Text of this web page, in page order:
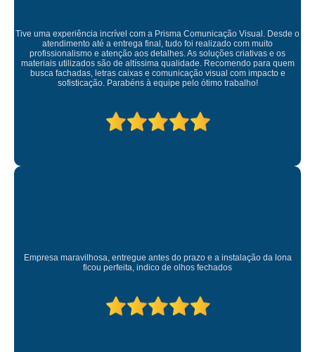
Tive uma experiência incrível com a Prisma Comunicação Visual. Desde o
atendimento até a entrega final, tudo foi realizado com muito
profissionalismo e atenção aos detalhes. As soluções criativas e os
materiais utilizados são de altíssima qualidade. Recomendo para quem
busca fachadas, letras caixas e comunicação visual com impacto e
sofisticação. Parabéns à equipe pelo ótimo trabalho!
Empresa maravilhosa, entregue antes do prazo e a instalação da lona
ficou perfeita, indico de olhos fechados